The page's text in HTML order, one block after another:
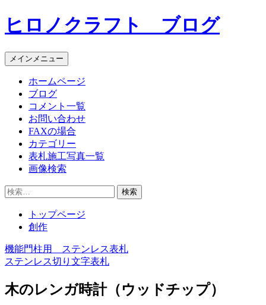
コ
ン
ン
ツ
ヒロノクラフト ブログ
メインメニュー
ホームページ
ブログ
コメント一覧
お問い合わせ
FAXの場合
カテゴリー
表札施工写真一覧
画像検索
検
トップページ
創作
投
稿
ナ
機能門柱用 ステンレス表札
ステンレス切り文字表札
木のレンガ時計（ウッドチップ）